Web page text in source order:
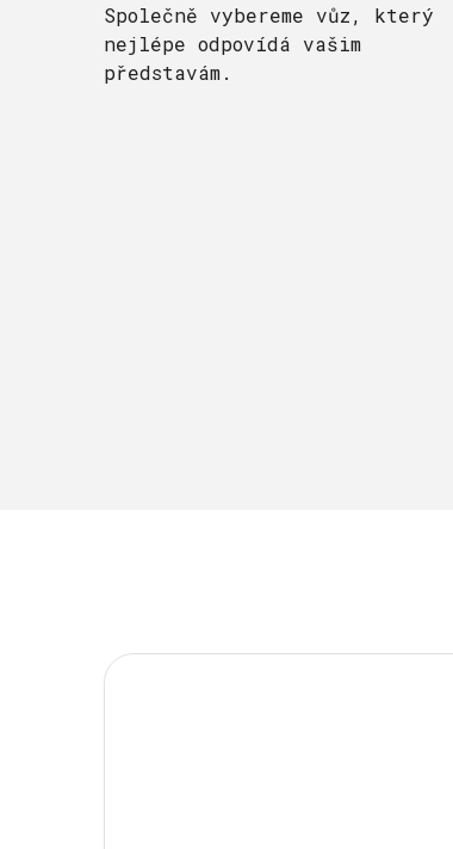
Společně vybereme vůz, který
nejlépe odpovídá vašim
představám.